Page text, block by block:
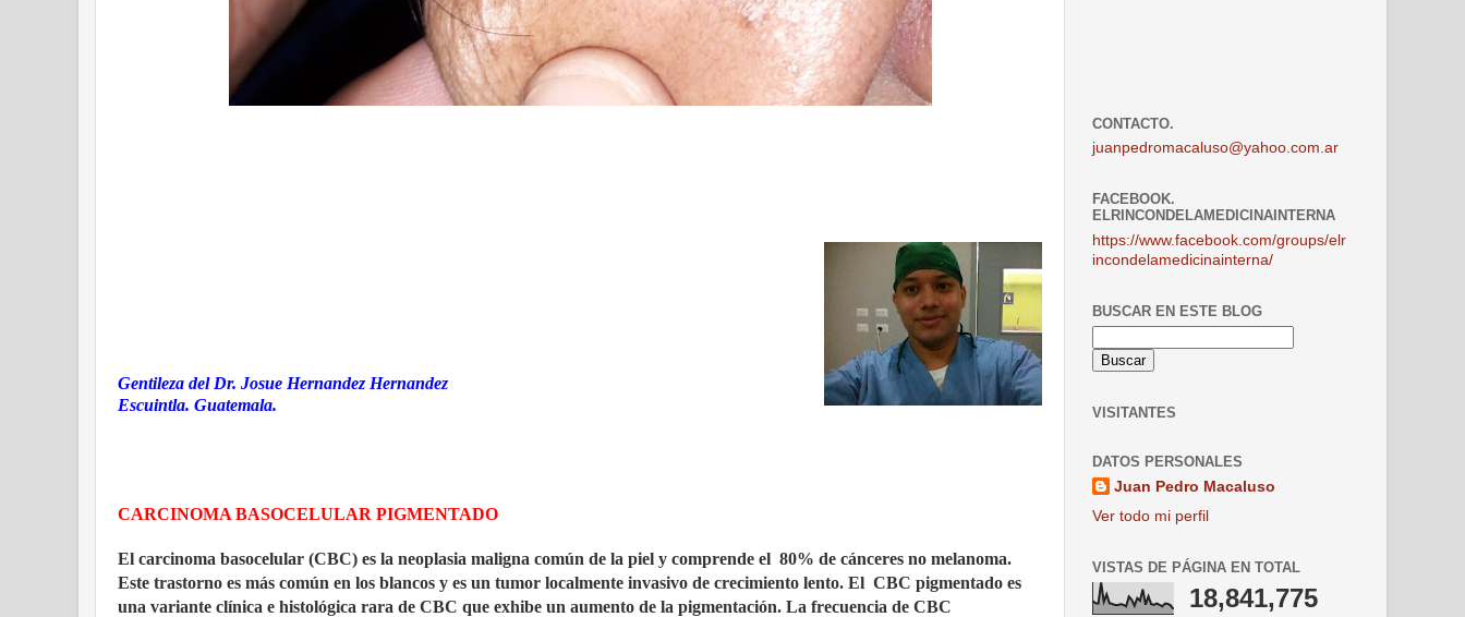
Gentileza del Dr. Josue Hernandez Hernandez
Escuintla. Guatemala.
CARCINOMA BASOCELULAR PIGMENTADO
El carcinoma basocelular (CBC) es la neoplasia maligna común de la piel y comprende el 80% de cánceres no melanoma.
Este trastorno es más común en los blancos y es un tumor localmente invasivo de crecimiento lento. El CBC pigmentado es
una variante clínica e histológica rara de CBC que exhibe un aumento de la pigmentación. La frecuencia de CBC
CONTACTO.
juanpedromacaluso@yahoo.com.ar
FACEBOOK.
ELRINCONDELAMEDICINAINTERNA
https://www.facebook.com/groups/elr
incondelamedicinainterna/
BUSCAR EN ESTE BLOG
VISITANTES
DATOS PERSONALES
Juan Pedro Macaluso
Ver todo mi perfil
VISTAS DE PÁGINA EN TOTAL
18,841,775